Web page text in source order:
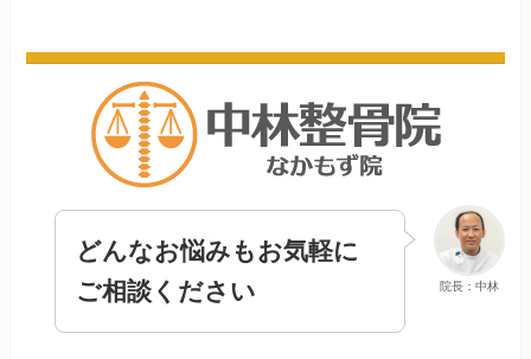
院長：中林
どんなお悩みもお気軽に
ご相談ください